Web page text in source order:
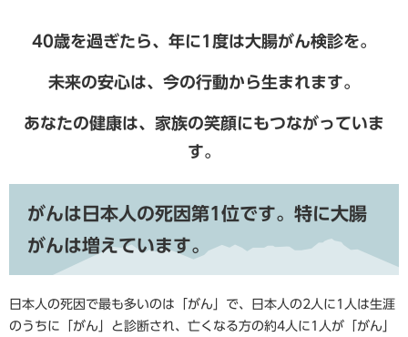
40歳を過ぎたら、年に1度は大腸がん検診を。
未来の安心は、今の行動から生まれます。
あなたの健康は、家族の笑顔にもつながっていま
す。
がんは日本人の死因第1位です。特に大腸
がんは増えています。
日本人の死因で最も多いのは「がん」で、日本人の2人に1人は生涯
のうちに「がん」と診断され、亡くなる方の約4人に1人が「がん」